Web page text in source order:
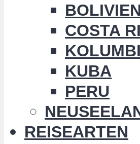
BOLIVIEN
COSTA
KUBA
PERU
REISEARTEN